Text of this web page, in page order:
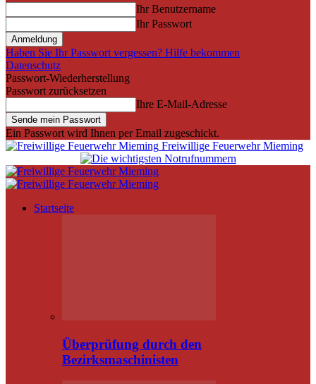
Ihr Benutzername
Ihr Passwort
Haben Sie Ihr Passwort vergessen? Hilfe bekommen
Datenschutz
Passwort-Wiederherstellung
Passwort zurücksetzen
Ihre E-Mail-Adresse
Ein Passwort wird Ihnen per Email zugeschickt.
Freiwillige Feuerwehr Mieming
Startseite
Überprüfung durch den
Bezirksmaschinisten